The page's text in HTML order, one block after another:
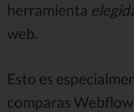
herramienta
web.
Esto es
comparas